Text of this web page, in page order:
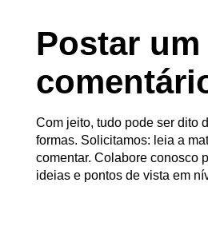
Postar um
Com jeito, tudo pode ser dito
formas. Solicitamos: leia a
comentar. Colabore conosco
ideias e pontos de vista em